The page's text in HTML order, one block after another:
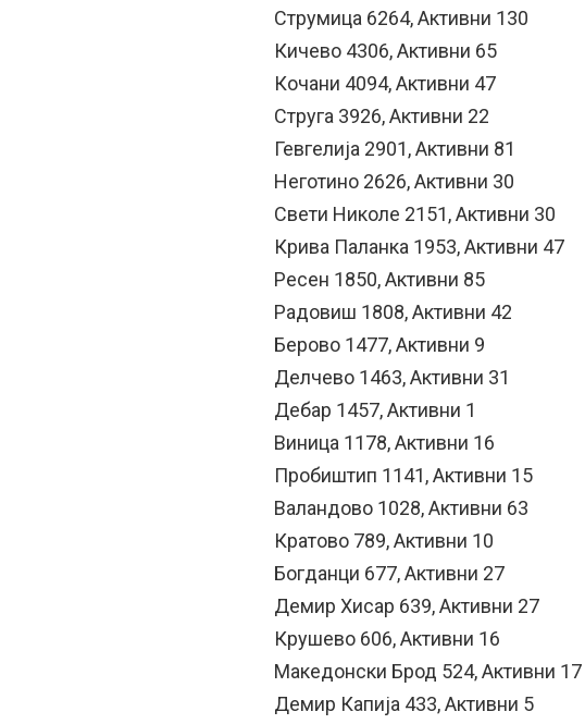
Струмица 6264, Активни 130
Кичево 4306, Активни 65
Кочани 4094, Активни 47
Струга 3926, Активни 22
Гевгелија 2901, Активни 81
Неготино 2626, Активни 30
Свети Николе 2151, Активни 30
Крива Паланка 1953, Активни 47
Ресен 1850, Активни 85
Радовиш 1808, Активни 42
Берово 1477, Активни 9
Делчево 1463, Активни 31
Дебар 1457, Активни 1
Виница 1178, Активни 16
Пробиштип 1141, Активни 15
Валандово 1028, Активни 63
Кратово 789, Активни 10
Богданци 677, Активни 27
Демир Хисар 639, Активни 27
Крушево 606, Активни 16
Македонски Брод 524, Активни 17
Демир Капија 433, Активни 5